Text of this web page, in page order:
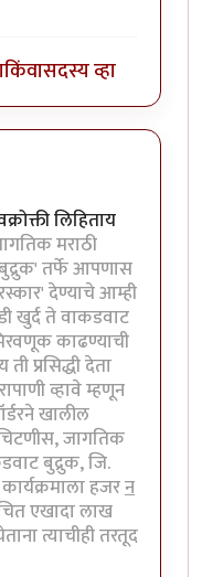
किंवासदस्य व्हा
लिहिताय
मराठी
तर्फे आपणास
देण्याचे आम्ही
खुर्द ते वाकडवाट
काढण्याची
प्रसिद्धी देता
व्हावे म्हणून
खालील
चिटणीस, जागतिक
बुद्रुक, जि.
हजरन
एखादा लाख
त्याचीही तरतूद